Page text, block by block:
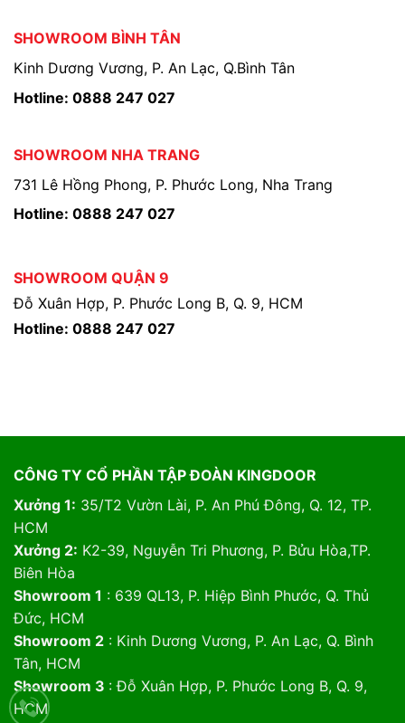
SHOWROOM BÌNH TÂN
Kinh Dương Vương, P. An Lạc, Q.Bình Tân
Hotline: 0888 247 027
SHOWROOM NHA TRANG
731 Lê Hồng Phong, P. Phước Long, Nha Trang
Hotline: 0888 247 027
SHOWROOM QUẬN 9
Đỗ Xuân Hợp, P. Phước Long B, Q. 9, HCM
Hotline: 0888 247 027
CÔNG TY CỔ PHẦN TẬP ĐOÀN KINGDOOR
Xưởng 1: 35/T2 Vườn Lài, P. An Phú Đông, Q. 12, TP.
HCM
Xưởng 2: K2-39, Nguyễn Tri Phương, P. Bửu Hòa,TP.
Biên Hòa
Showroom 1 : 639 QL13, P. Hiệp Bình Phước, Q. Thủ
Đức, HCM
Showroom 2: Kinh Dương Vương, P. An Lạc, Q. Bình
Tân, HCM
Showroom 3 : Đỗ Xuân Hợp, P. Phước Long B, Q. 9,
HCM